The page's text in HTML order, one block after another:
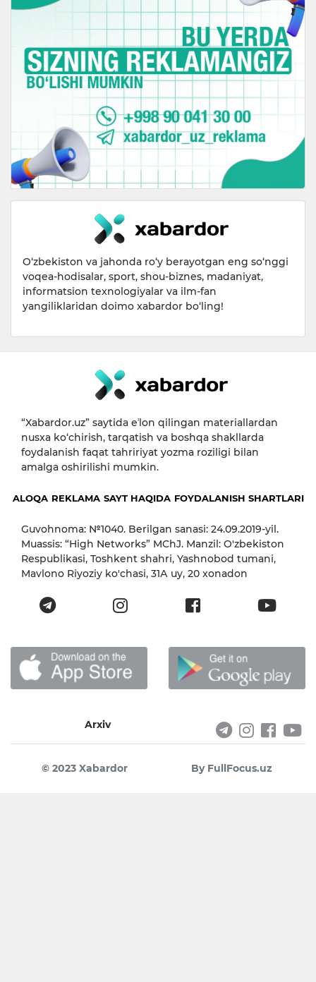
O‘zbekiston va jahonda ro‘y berayotgan eng so‘nggi
voqea-hodisalar, sport, shou-biznes, madaniyat,
informatsion texnologiyalar va ilm-fan
yangiliklaridan doimo xabardor bo‘ling!
“Xabardor.uz” saytida eʼlon qilingan materiallardan
nusxa ko‘chirish, tarqatish va boshqa shakllarda
foydalanish faqat tahririyat yozma roziligi bilan
amalga oshirilishi mumkin.
ALOQA REKLAMA SAYT HAQIDA FOYDALANISH SHARTLARI
Guvohnoma: №1040. Berilgan sanasi: 24.09.2019-yil.
Muassis: “High Networks” MChJ. Manzil: O'zbekiston
Respublikasi, Toshkent shahri, Yashnobod tumani,
Mavlono Riyoziy ko'chasi, 31А uy, 20 xonadon
Arxiv
© 2023 Xabardor By FullFocus.uz